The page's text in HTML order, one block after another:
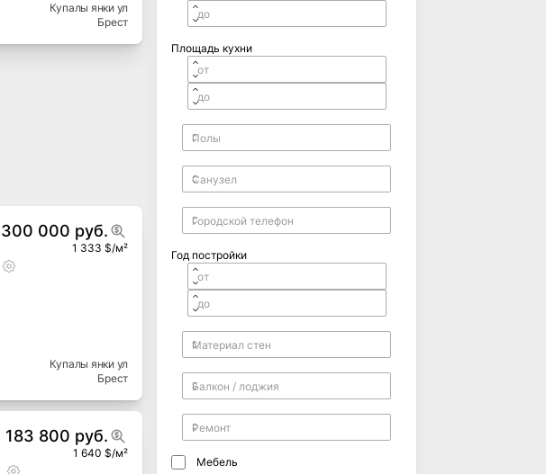
Купалы янки ул
Брест
300 000 руб.
1 333 $/м²
Купалы янки ул
Брест
183 800 руб.
1 640 $/м²
Площадь кухни
Год постройки
Мебель